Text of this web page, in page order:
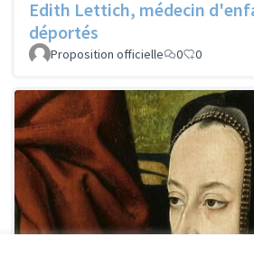
Edith Lettich, médecin
déportés
Proposition officielle 0 0